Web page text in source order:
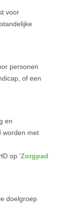
voor
personen
of een
en
worden met
op ‘Zorgpad
doelgroep